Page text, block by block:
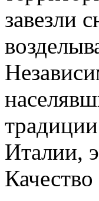
завезли
Италии,